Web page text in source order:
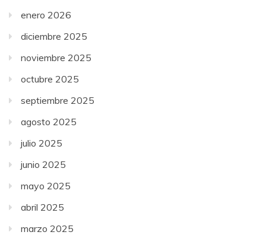
enero 2026
diciembre 2025
noviembre 2025
octubre 2025
septiembre 2025
agosto 2025
julio 2025
junio 2025
mayo 2025
abril 2025
marzo 2025